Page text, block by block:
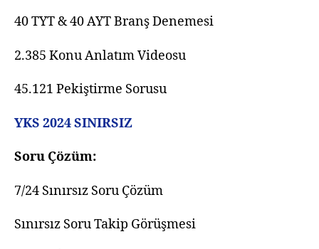
40 TYT & 40 AYT Branş Denemesi
2.385 Konu Anlatım Videosu
45.121 Pekiştirme Sorusu
YKS 2024 SINIRSIZ
Soru Çözüm:
7/24 Sınırsız Soru Çözüm
Sınırsız Soru Takip Görüşmesi